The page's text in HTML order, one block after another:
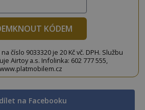
KÓDEM
číslo 9033320 je 20 Kč vč. DPH. Službu
Airtoy a.s. Infolinka: 602 777 555,
www.platmobilem.cz
na Facebooku